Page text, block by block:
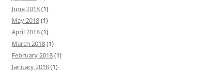
June 2018(1)
May 2018(1)
April 2018(1)
March 2018(1)
February 2018(1)
January 2018(1)